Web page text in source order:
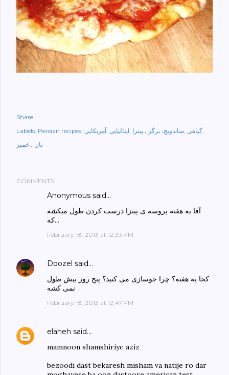
Share
Labels: Persian recipes آمریکایی ایتالیایی ساندویچ، برگر ، پیتزا گیاهی
نان ، خمیر
COMMENTS
Anonymous said…
آقا یه هفته پروسه ی پیتزا درست کردن طول میکشه
که...
February 18, 2013 at 12:33 PM
Doozel said…
کجا یه هفته؟ چرا جوسازی می کنید؟ پنج روز بیش طول
نمی کشه
February 18, 2013 at 12:47 PM
elaheh said…
mamnoon shamshiriye aziz
bezoodi dast bekaresh misham va natije ro dar